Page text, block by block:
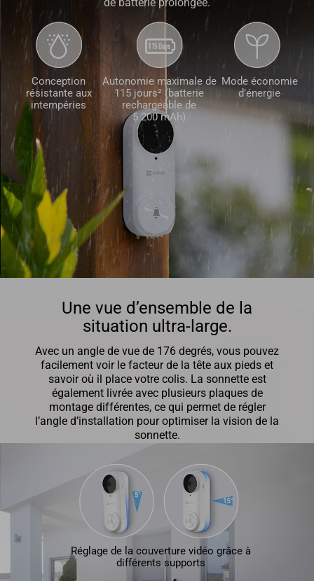
Conception
résistante aux
intempéries
Autonomie maximale de
115 jours² (batterie
rechargeable de
5 200 mAh)
Mode économie
d’énergie
Une vue d’ensemble de la
situation ultra-large.
Avec un angle de vue de 176 degrés, vous pouvez
facilement voir le facteur de la tête aux pieds et
savoir où il place votre colis. La sonnette est
également livrée avec plusieurs plaques de
montage différentes, ce qui permet de régler
l’angle d’installation pour optimiser la vision de la
sonnette.
Réglage de la couverture vidéo grâce à
différents supports